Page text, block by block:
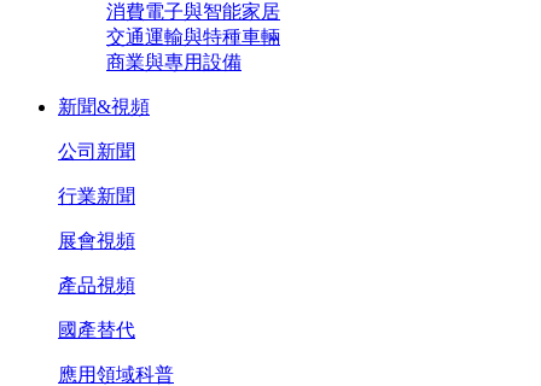
消費電子與智能家居
交通運輸與特種車輛
商業與專用設備
新聞&視頻
公司新聞
行業新聞
展會視頻
產品視頻
國產替代
應用領域科普